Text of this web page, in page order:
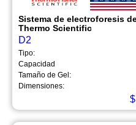
Sistema de electroforesis
Thermo Scientific
D2
Tipo:
Capacidad
Tamaño de Gel:
Dimensiones:
$